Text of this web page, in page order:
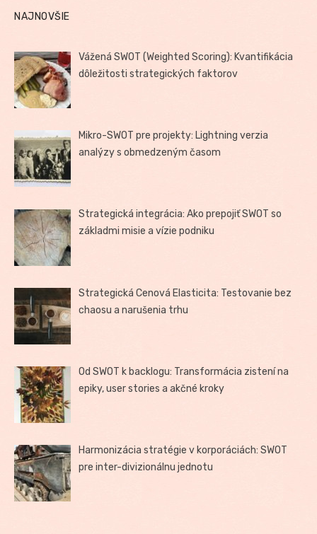
NAJNOVŠIE
Vážená SWOT (Weighted Scoring): Kvantifikácia
dôležitosti strategických faktorov
Mikro-SWOT pre projekty: Lightning verzia
analýzy s obmedzeným časom
Strategická integrácia: Ako prepojiť SWOT so
základmi misie a vízie podniku
Strategická Cenová Elasticita: Testovanie bez
chaosu a narušenia trhu
Od SWOT k backlogu: Transformácia zistení na
epiky, user stories a akčné kroky
Harmonizácia stratégie v korporáciách: SWOT
pre inter-divizionálnu jednotu